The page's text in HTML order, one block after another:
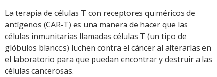
La terapia de células T con receptores quiméricos de
antígenos (CAR-T) es una manera de hacer que las
células inmunitarias llamadas células T (un tipo de
glóbulos blancos) luchen contra el cáncer al alterarlas en
el laboratorio para que puedan encontrar y destruir a las
células cancerosas.